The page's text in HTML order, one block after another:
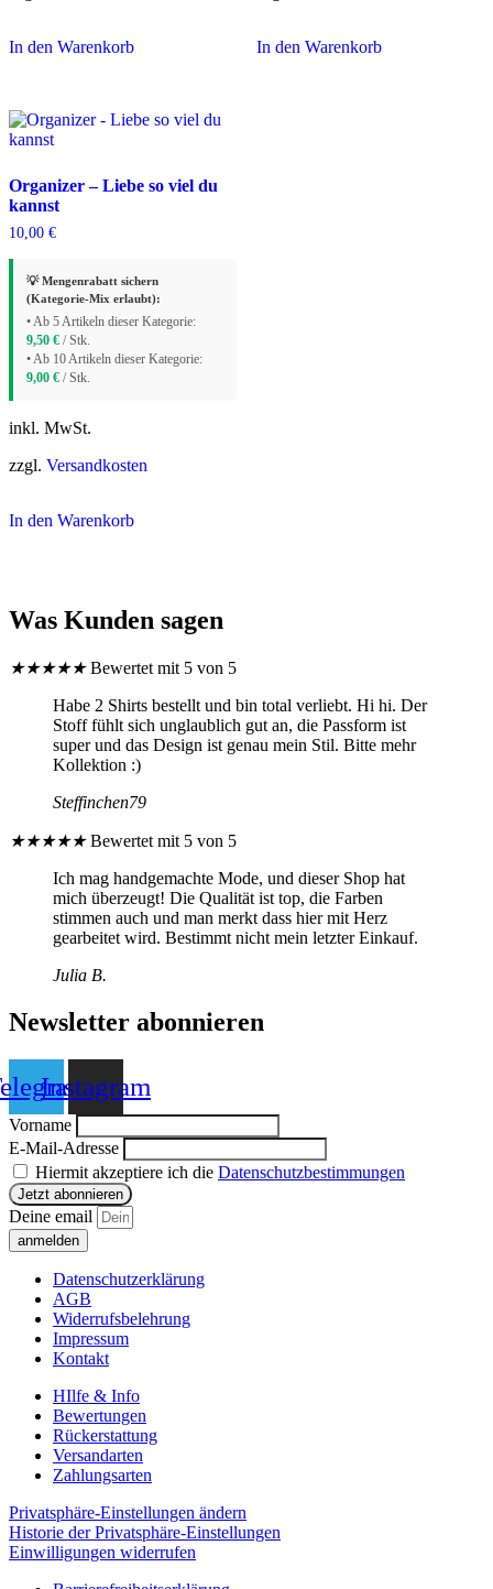
In den Warenkorb In den Warenkorb
Organizer – Liebe so viel du
kannst
10,00 €
💡 Mengenrabatt sichern
(Kategorie-Mix erlaubt):
• Ab 5 Artikeln dieser Kategorie:
9,50 € / Stk.
• Ab 10 Artikeln dieser Kategorie:
9,00 € / Stk.
inkl. MwSt.
zzgl. Versandkosten
In den Warenkorb
Was Kunden sagen
★★★★★ Bewertet mit 5 von 5
Habe 2 Shirts bestellt und bin total verliebt. Hi hi. Der
Stoff fühlt sich unglaublich gut an, die Passform ist
super und das Design ist genau mein Stil. Bitte mehr
Kollektion :)
Steffinchen79
★★★★★ Bewertet mit 5 von 5
Ich mag handgemachte Mode, und dieser Shop hat
mich überzeugt! Die Qualität ist top, die Farben
stimmen auch und man merkt dass hier mit Herz
gearbeitet wird. Bestimmt nicht mein letzter Einkauf.
Julia B.
Newsletter abonnieren
Instagram
Vorname
E-Mail-Adresse
Hiermit akzeptiere ich die Datenschutzbestimmungen
Deine email
anmelden
Datenschutzerklärung
AGB
Widerrufsbelehrung
Impressum
Kontakt
HIlfe & Info
Bewertungen
Rückerstattung
Versandarten
Zahlungsarten
Privatsphäre-Einstellungen ändern
Historie der Privatsphäre-Einstellungen
Einwilligungen widerrufen